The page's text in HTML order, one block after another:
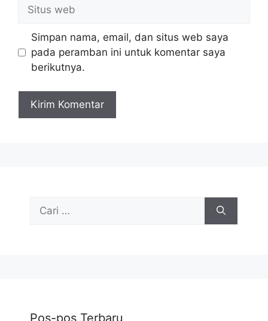
Situs
web
Simpan nama, email, dan situs web saya
pada peramban ini untuk komentar saya
berikutnya.
untuk:
Pos-pos Terbaru